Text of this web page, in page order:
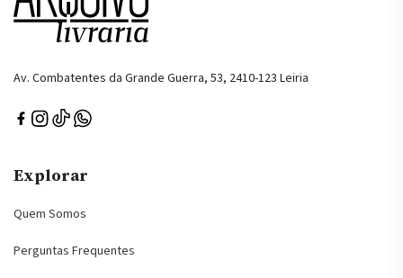
Av. Combatentes da Grande Guerra, 53, 2410-123 Leiria
Explorar
Quem Somos
Perguntas Frequentes